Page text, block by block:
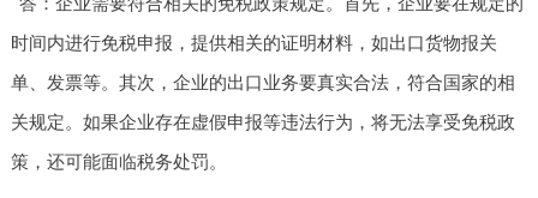
时间内进行免税申报，提供相关的证明材料，如出口货物报关
单、发票等。其次，企业的出口业务要真实合法，符合国家的相
关规定。如果企业存在虚假申报等违法行为，将无法享受免税政
策，还可能面临税务处罚。